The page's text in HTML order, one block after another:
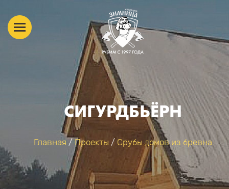
СИГУРДБЬЁРН
ВЫ ЗДЕСЬ
Главная / Проекты / Срубы домов из бревна